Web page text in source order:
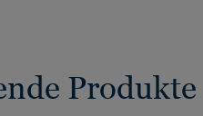
Produkte